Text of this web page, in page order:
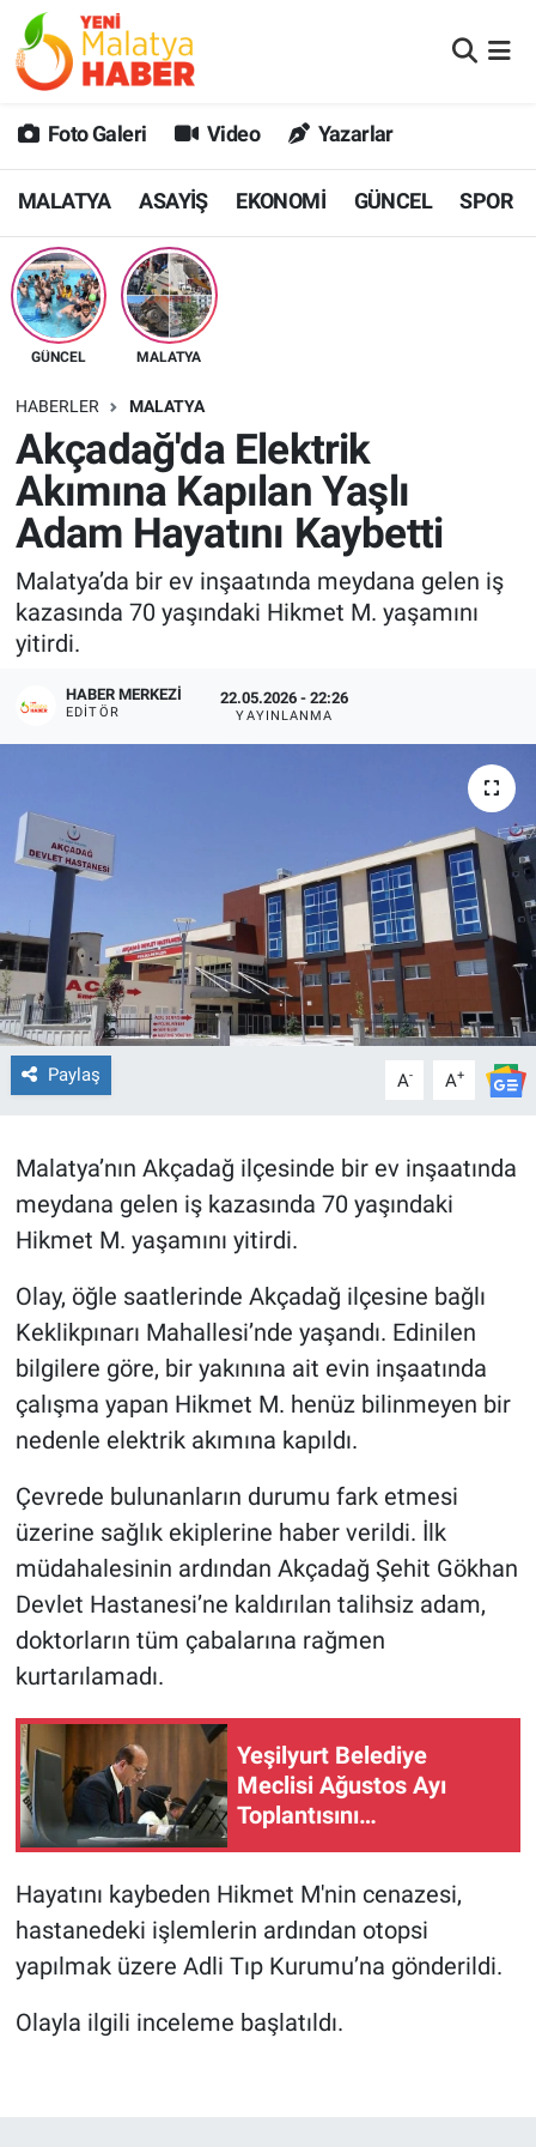
Foto Galeri Video Yazarlar
MALATYA ASAYİŞ EKONOMİ GÜNCEL SPOR
GÜNCEL MALATYA
HABERLER MALATYA
Akçadağ'da Elektrik
Akımına Kapılan Yaşlı
Adam Hayatını Kaybetti
Malatya’da bir ev inşaatında meydana gelen iş
kazasında 70 yaşındaki Hikmet M. yaşamını
yitirdi.
HABER MERKEZI
EDITÖR
22.05.2026 - 22:26
YAYINLANMA
Paylaş A- A+
Malatya’nın Akçadağ ilçesinde bir ev inşaatında
meydana gelen iş kazasında 70 yaşındaki
Hikmet M. yaşamını yitirdi.
Olay, öğle saatlerinde Akçadağ ilçesine bağlı
Keklikpınarı Mahallesi’nde yaşandı. Edinilen
bilgilere göre, bir yakınına ait evin inşaatında
çalışma yapan Hikmet M. henüz bilinmeyen bir
nedenle elektrik akımına kapıldı.
Çevrede bulunanların durumu fark etmesi
üzerine sağlık ekiplerine haber verildi. İlk
müdahalesinin ardından Akçadağ Şehit Gökhan
Devlet Hastanesi’ne kaldırılan talihsiz adam,
doktorların tüm çabalarına rağmen
kurtarılamadı.
Yeşilyurt Belediye
Meclisi Ağustos Ayı
Toplantısını
Gerçekleştirdi
Hayatını kaybeden Hikmet M'nin cenazesi,
hastanedeki işlemlerin ardından otopsi
yapılmak üzere Adli Tıp Kurumu’na gönderildi.
Olayla ilgili inceleme başlatıldı.
MALATYA
GÜNCEL
SPOR
SAĞLIK
DİĞER
EKONOMİ
Malatya Nöbetçi Eczaneler
MALATYA Namaz Vakitleri
Malatya Trafik Yoğunluk Haritası
Süper Lig Puan Durumu ve Fikstür
Tüm Manşetler
Son Dakika Haberleri
Haber Arşivi